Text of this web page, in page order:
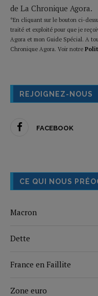
de La Chronique Agora.
*En cliquant sur le bouton ci-
traité et exploité pour que je
Agora et mon Guide Spécial. A
Chronique Agora. Voir notre
REJOIGNEZ-NOUS
FACEBOOK
CE QUI NOUS
Macron
Dette
France en Faillite
Zone euro